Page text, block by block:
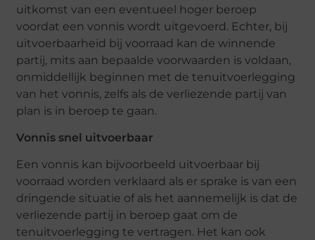
uitkomst van een eventueel hoger beroep
voordat een vonnis wordt uitgevoerd. Echter, bij
uitvoerbaarheid bij voorraad kan de winnende
partij, mits aan bepaalde voorwaarden is voldaan,
onmiddellijk beginnen met de tenuitvoerlegging
van het vonnis, zelfs als de verliezende partij van
plan is in beroep te gaan.
Vonnis snel uitvoerbaar
Een vonnis kan bijvoorbeeld uitvoerbaar bij
voorraad worden verklaard als er sprake is van een
dringende situatie of als het aannemelijk is dat de
verliezende partij in beroep gaat om de
tenuitvoerlegging te vertragen. Het kan ook